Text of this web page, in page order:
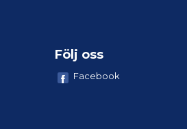
Följ oss
Facebook